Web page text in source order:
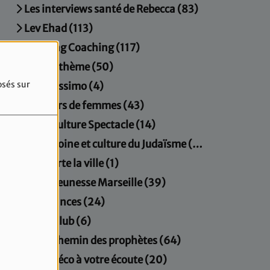
sur
Les interviews santé de Rebecca (83)
Lev Ehad (113)
Morning Coaching (117)
Musicathème (50)
Orientissimo (4)
Parcours de femmes (43)
Paris Culture Spectacle (14)
Patrimoine et culture du Judaïsme (20)
Plus verte la ville (1)
Radio Jeunesse Marseille (39)
Résonances (24)
Sport Club (6)
Sur le chemin des prophètes (64)
Un gynéco à votre écoute (20)